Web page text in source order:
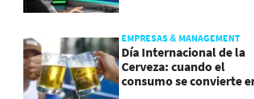
EMPRESAS & MANAGEMENT
Día Internacional de la
Cerveza: cuando el
consumo se convierte